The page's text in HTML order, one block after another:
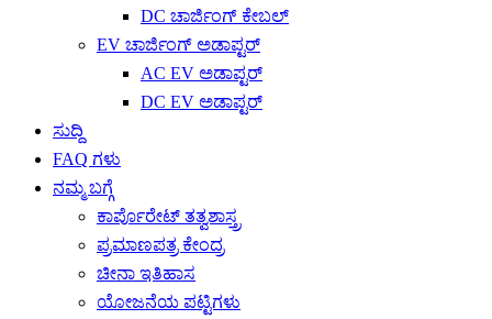
DC ಚಾರ್ಜಿಂಗ್ ಕೇಬಲ್
EV ಚಾರ್ಜಿಂಗ್ ಅಡಾಪ್ಟರ್
AC EV ಅಡಾಪ್ಟರ್
DC EV ಅಡಾಪ್ಟರ್
ಸುದ್ದಿ
FAQ ಗಳು
ನಮ್ಮ ಬಗ್ಗೆ
ಕಾರ್ಪೊರೇಟ್ ತತ್ವಶಾಸ್ತ್ರ
ಪ್ರಮಾಣಪತ್ರ ಕೇಂದ್ರ
ಚೀನಾ ಇತಿಹಾಸ
ಯೋಜನೆಯ ಪಟ್ಟಿಗಳು